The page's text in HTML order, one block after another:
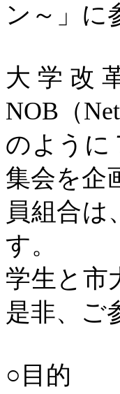
ン～」に
大学改
NOB （
のように
集会を企
員組合
す。
学生と市
是非、ご
○目的